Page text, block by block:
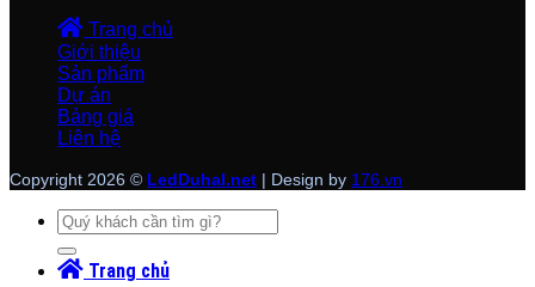
Trang chủ
Giới thiệu
Sản phẩm
Dự án
Bảng giá
Liên hệ
Copyright 2026 © LedDuhal.net | Design by 176.vn
Tìm
kiếm:
Trang chủ